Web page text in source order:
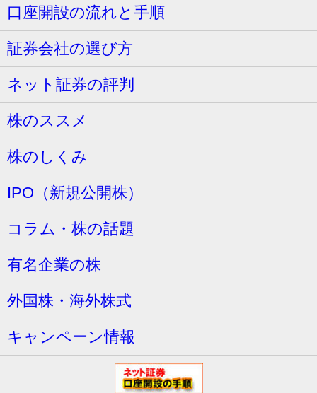
口座開設の流れと手順
証券会社の選び方
ネット証券の評判
株のススメ
株のしくみ
IPO（新規公開株）
コラム・株の話題
有名企業の株
外国株・海外株式
キャンペーン情報